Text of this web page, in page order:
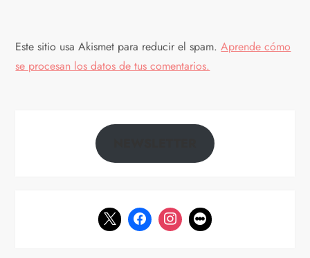
n
t
Este sitio usa Akismet para reducir el spam.Aprende cómo
se procesan los datos de tus comentarios.